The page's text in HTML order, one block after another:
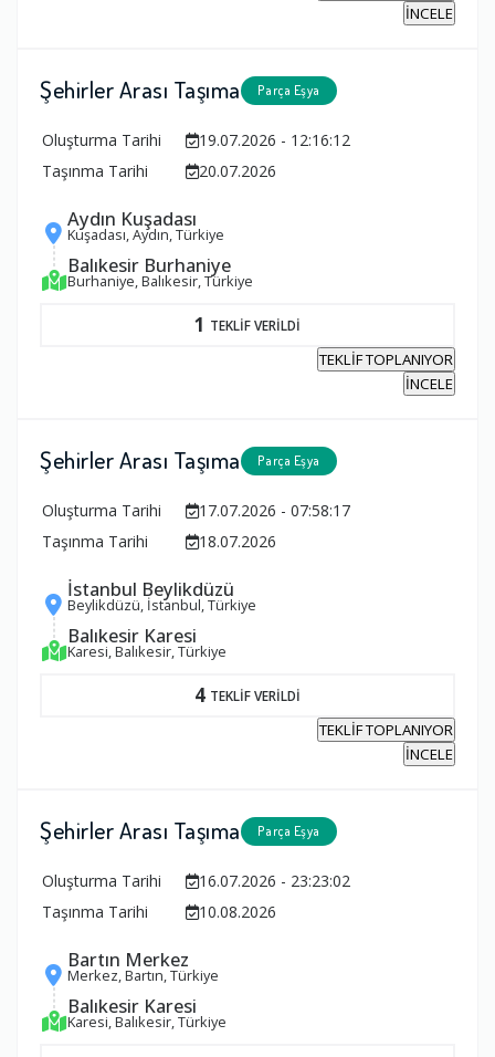
İNCELE
Şehirler Arası Taşıma Parça Eşya
Oluşturma Tarihi
19.07.2026 - 12:16:12
Taşınma Tarihi
20.07.2026
Aydın Kuşadası
Kuşadası, Aydın, Türkiye
Balıkesir Burhaniye
Burhaniye, Balıkesir, Türkiye
1 TEKLİF VERİLDİ
TEKLİF TOPLANIYOR
İNCELE
Şehirler Arası Taşıma Parça Eşya
Oluşturma Tarihi
17.07.2026 - 07:58:17
Taşınma Tarihi
18.07.2026
İstanbul Beylikdüzü
Beylikdüzü, İstanbul, Türkiye
Balıkesir Karesi
Karesi, Balıkesir, Türkiye
4 TEKLİF VERİLDİ
TEKLİF TOPLANIYOR
İNCELE
Şehirler Arası Taşıma Parça Eşya
Oluşturma Tarihi
16.07.2026 - 23:23:02
Taşınma Tarihi
10.08.2026
Bartın Merkez
Merkez, Bartın, Türkiye
Balıkesir Karesi
Karesi, Balıkesir, Türkiye